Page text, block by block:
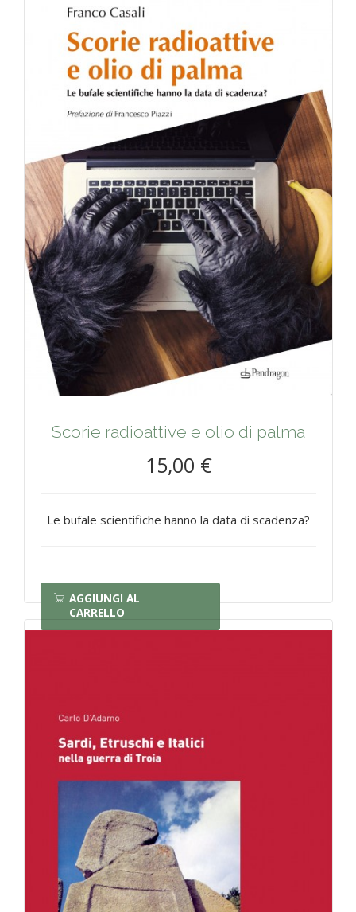
Scorie radioattive e olio di palma
15,00 €
Le bufale scientifiche hanno la data di scadenza?
AGGIUNGI AL
CARRELLO